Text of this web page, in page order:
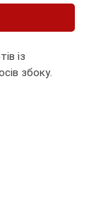
із
збоку.